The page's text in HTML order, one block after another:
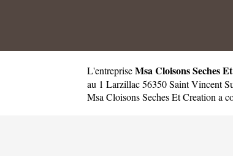
L'entrepriseMsa Cloisons Seches
au 1 Larzillac 56350 Saint Vincent
Msa Cloisons Seches Et Creation a